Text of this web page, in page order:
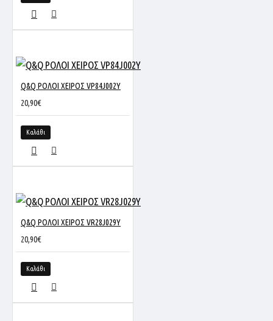
Q&Q ΡΟΛΟΙ ΧΕΙΡΟΣ VP84J002Y
20,90€
Καλάθι
Q&Q ΡΟΛΟΙ ΧΕΙΡΟΣ VR28J029Y
20,90€
Καλάθι